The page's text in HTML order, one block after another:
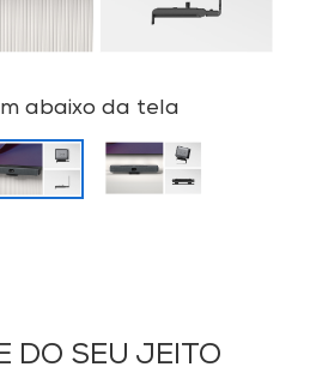
abaixo da tela
DO SEU JEITO